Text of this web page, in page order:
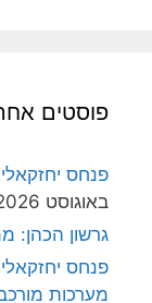
פוסטים
פנחס
באוגוסט 2026
גרשון הכהן:
פנחס
מערכות